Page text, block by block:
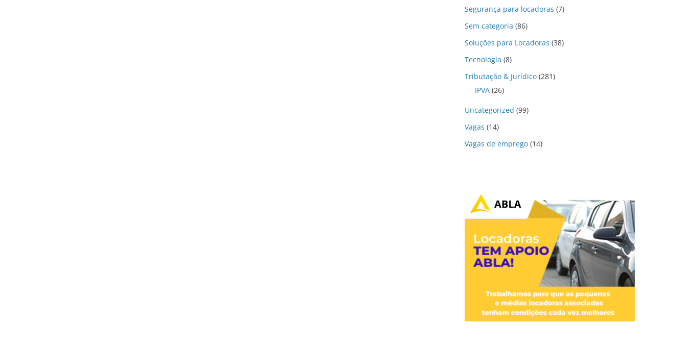
Segurança para locadoras (7)
Sem categoria (86)
Soluções para Locadoras (38)
Tecnologia (8)
Tributação & Jurídico (281)
IPVA (26)
Uncategorized (99)
Vagas (14)
Vagas de emprego (14)